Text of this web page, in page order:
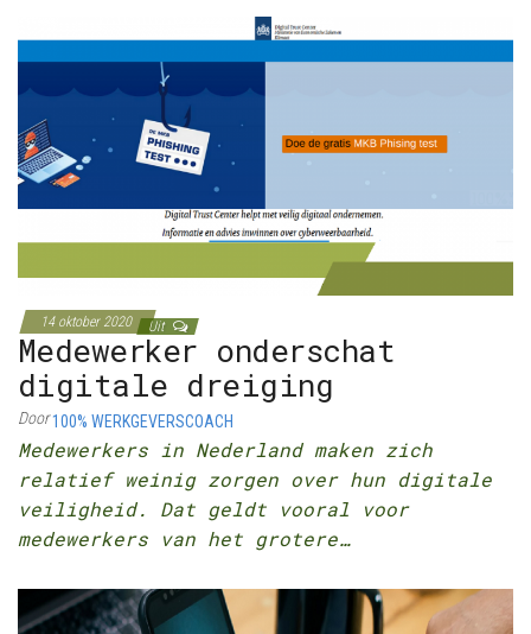
14 oktober 2020 Uit
Medewerker onderschat
digitale dreiging
Door100% WERKGEVERSCOACH
Medewerkers in Nederland maken zich
relatief weinig zorgen over hun digitale
veiligheid. Dat geldt vooral voor
medewerkers van het grotere…